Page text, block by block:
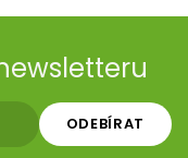
ODEBÍRAT